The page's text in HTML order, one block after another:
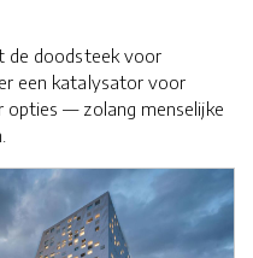
de doodsteek voor
een katalysator voor
opties — zolang menselijke